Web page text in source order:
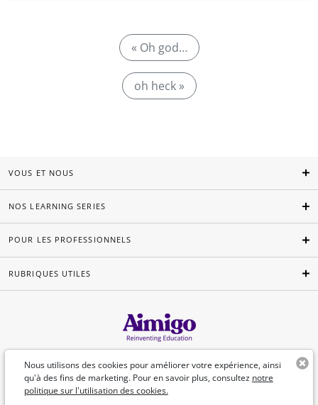
« Oh god…
oh heck »
Nous utilisons des cookies pour améliorer votre expérience, ainsi
qu'à des fins de marketing. Pour en savoir plus, consultez notre
politique sur l'utilisation des cookies.
VOUS ET NOUS
NOS LEARNING SERIES
POUR LES PROFESSIONNELS
RUBRIQUES UTILES
Français
©Aimigo 2026